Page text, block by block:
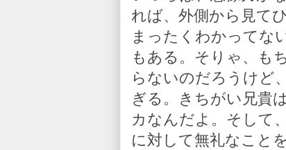
れば、外側から見て
まったくわかってな
もある。そりゃ、も
らないのだろうけど
ぎる。きちがい兄貴
カなんだよ。そして
に対して無礼なこと